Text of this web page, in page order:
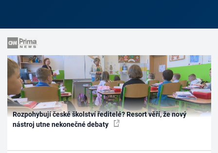
Rozpohybují české školství ředitelé? Resort věří, že nový
nástroj utne nekonečné debaty